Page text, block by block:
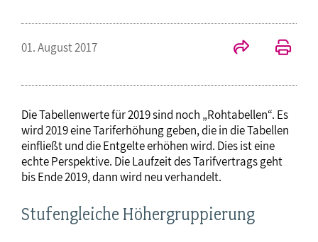
01. August 2017
Die Tabellenwerte für 2019 sind noch „Rohtabellen“. Es
wird 2019 eine Tariferhöhung geben, die in die Tabellen
einfließt und die Entgelte erhöhen wird. Dies ist eine
echte Perspektive. Die Laufzeit des Tarifvertrags geht
bis Ende 2019, dann wird neu verhandelt.
Stufengleiche Höhergruppierung